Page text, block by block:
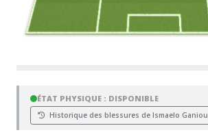
ÉTAT PHYSIQUE : DISPONIBLE
Historique des blessures de Ismaelo Ganiou